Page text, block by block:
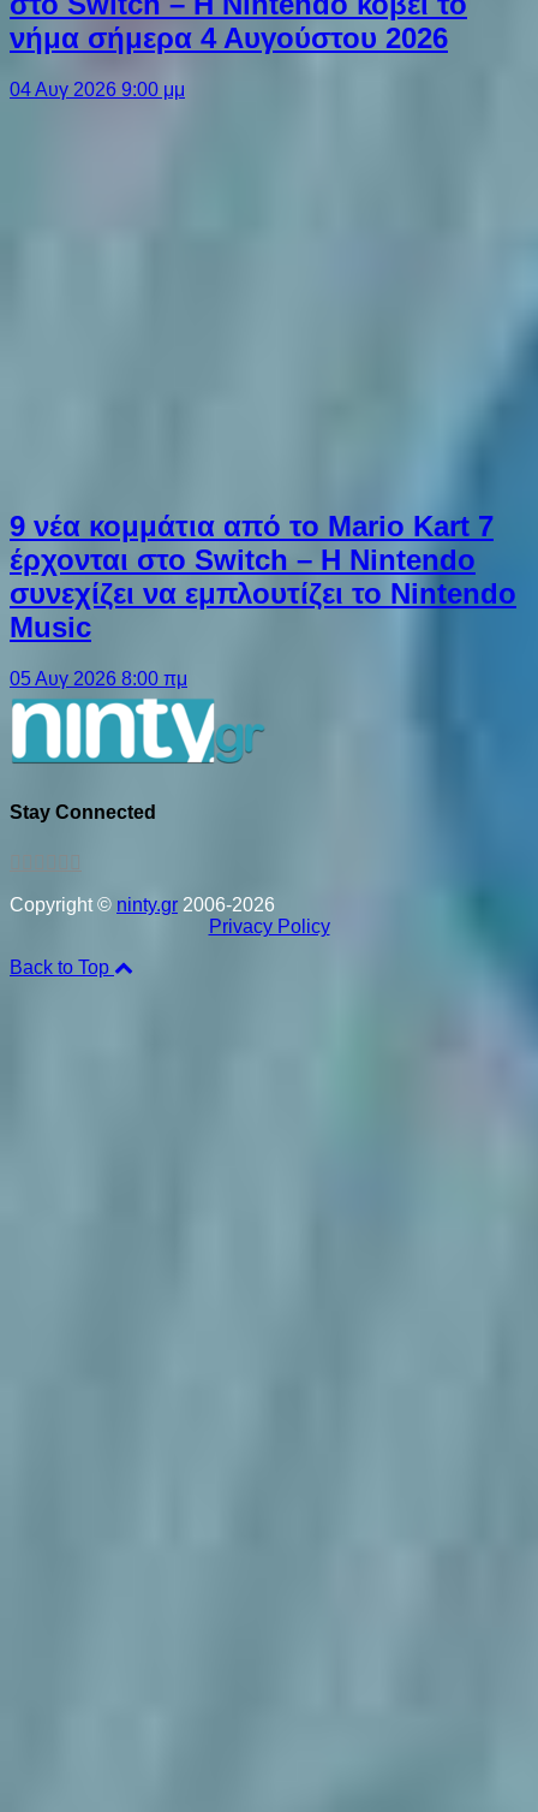
νήμα σήμερα 4 Αυγούστου 2026
04 Αυγ 2026 9:00 μμ
9 νέα κομμάτια από το Mario Kart 7
έρχονται στο Switch – Η Nintendo
συνεχίζει να εμπλουτίζει το Nintendo
Music
05 Αυγ 2026 8:00 πμ
Stay Connected
Copyright © ninty.gr 2006-2026
Privacy Policy
Back to Top